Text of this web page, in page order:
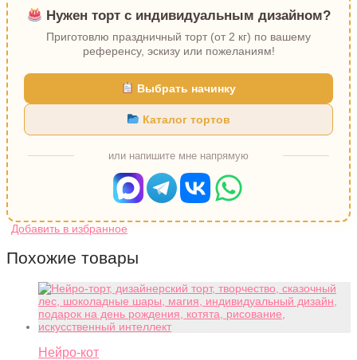
Нужен торт с индивидуальным дизайном?
Приготовлю праздничный торт (от 2 кг) по вашему
референсу, эскизу или пожеланиям!
Выбрать начинку
Каталог тортов
или напишите мне напрямую
Похожие товары
Нейро-кот